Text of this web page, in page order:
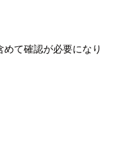
て確認が必要になり